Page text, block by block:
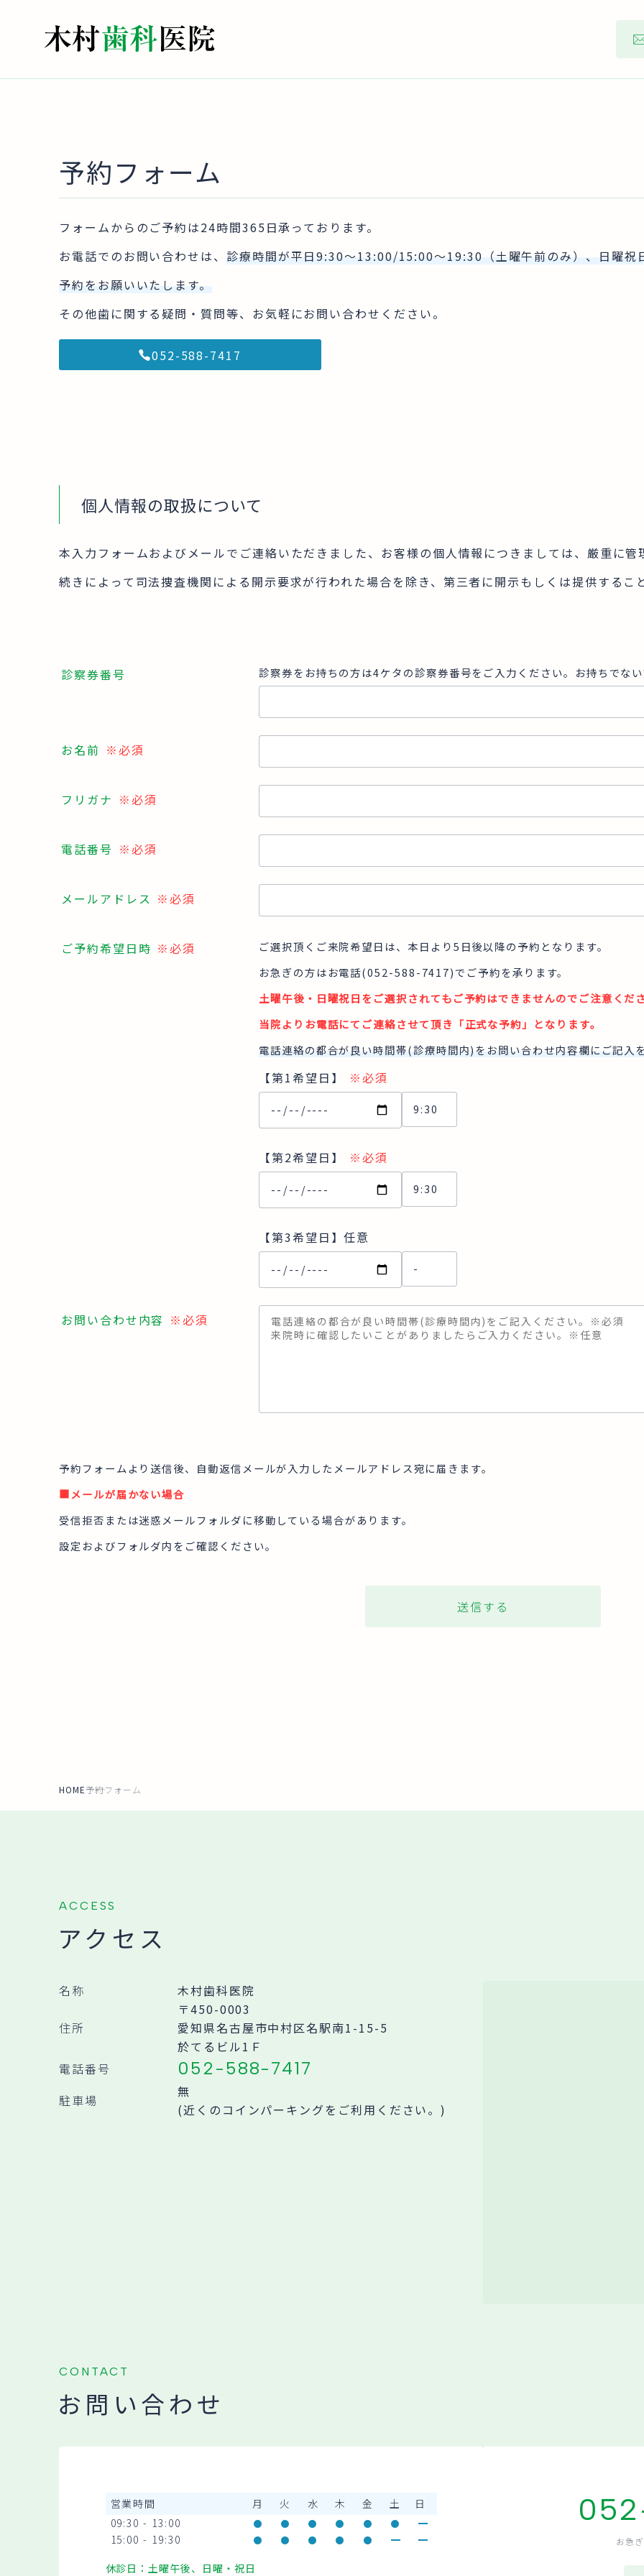
予約フォーム
フォームからのご予約は24時間365日承っております。
お電話でのお問い合わせは、 診療時間が平日9:30～13:00/15:00～19:30（土曜午前のみ）、 日曜祝
予約をお願いいたします。
その他歯に関する疑問・質問等、お気軽にお問い合わせください。
​052-588-7417
個人情報の取扱について
本入力フォームおよびメールでご連絡いただきました、お客様の個人情報につきましては、厳重に
続きによって司法捜査機関による開示要求が行われた場合を除き、第三者に開示もしくは提供するこ
診察券番号 診察券をお持ちの方は4ケタの診察券番号をご入力ください。お持ちでない
お名前 ※必須
フリガナ ※必須
電話番号 ※必須
メールアドレス ※必須
ご予約希望日時 ※必須
ご選択頂くご来院希望日は、本日より5日後以降の予約となります。
お急ぎの方はお電話(052-588-7417)でご予約を承ります。
土曜午後・日曜祝日をご選択されてもご予約はできませんのでご注意くださ
当院よりお電話にてご連絡させて頂き「正式な予約」となります。
電話連絡の都合が良い時間帯(診療時間内)をお問い合わせ内容欄にご記入
【第1希望日】 ※必須
【第2希望日】 ※必須
【第3希望日】任意
お問い合わせ内容 ※必須
予約フォームより送信後、自動返信メールが入力したメールアドレス宛に届きます。
■メールが届かない場合
受信拒否または迷惑メールフォルダに移動している場合があります。
設定およびフォルダ内をご確認ください。
HOME予約フォーム
ACCESS
アクセス
名称 木村歯科医院
住所
〒450-0003
愛知県名古屋市中村区名駅南1-15-5
於てるビル1Ｆ
電話番号
052-588-7417
駐車場
無
(近くのコインパーキングをご利用ください。)
CONTACT
お問い合わせ
営業時間 月 火 水 木 金 土
日
09:30 - 13:00
15:00 - 19:30
休診日：土曜午後、日曜・祝日
お急